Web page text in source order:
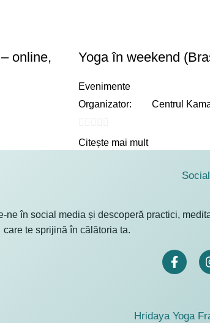
online,
Yoga în weekend
Evenimente
Organizator:
Centrul
0
out
Citește mai mult
ne în social media și descoperă practici,
care te sprijină în călătoria ta.
Hridaya Yoga